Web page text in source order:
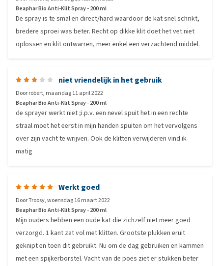
Beaphar Bio Anti-Klit Spray - 200 ml
De spray is te smal en direct/hard waardoor de kat snel schrikt,
bredere sproei was beter. Recht op dikke klit doet het vet niet
oplossen en klit ontwarren, meer enkel een verzachtend middel.
niet vriendelijk in het gebruik
Doorrobert, maandag 11 april 2022
Beaphar Bio Anti-Klit Spray - 200 ml
de sprayer werkt niet ;i.p.v. een nevel spuit het in een rechte
straal moet het eerst in mijn handen spuiten om het vervolgens
over zijn vacht te wrijven. Ook de klitten verwijderen vind ik
matig
Werkt goed
DoorTroosy,woensdag 16 maart 2022
Beaphar Bio Anti-Klit Spray - 200 ml
Mijn ouders hebben een oude kat die zichzelf niet meer goed
verzorgd. 1 kant zat vol met klitten. Grootste plukken eruit
geknipt en toen dit gebruikt. Nu om de dag gebruiken en kammen
met een spijkerborstel. Vacht van de poes ziet er stukken beter